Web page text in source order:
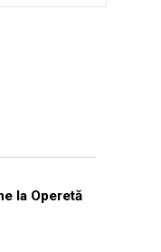
la Operetă